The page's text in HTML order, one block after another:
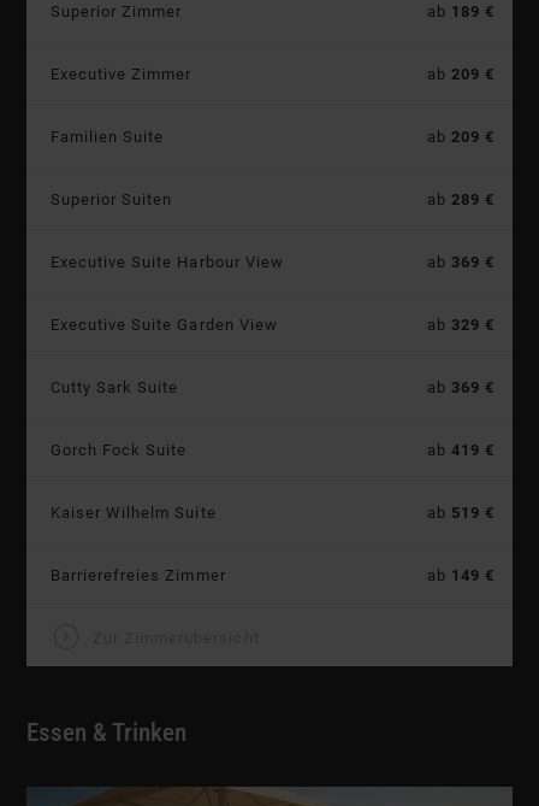
Superior Zimmer Preis:
ab 189 €
Executive Zimmer Preis:
ab 209 €
Familien Suite Preis:
ab 209 €
Superior Suiten Preis:
ab 289 €
Executive Suite Harbour View Preis:
ab 369 €
Executive Suite Garden View Preis:
ab 329 €
Cutty Sark Suite Preis:
ab 369 €
Gorch Fock Suite Preis:
ab 419 €
Kaiser Wilhelm Suite Preis:
ab 519 €
Barrierefreies Zimmer Preis:
ab 149 €
Essen & Trinken